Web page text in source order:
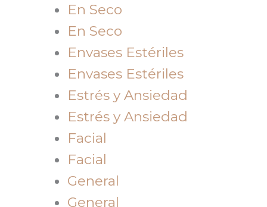
En Seco
En Seco
Envases Estériles
Envases Estériles
Estrés y Ansiedad
Estrés y Ansiedad
Facial
Facial
General
General